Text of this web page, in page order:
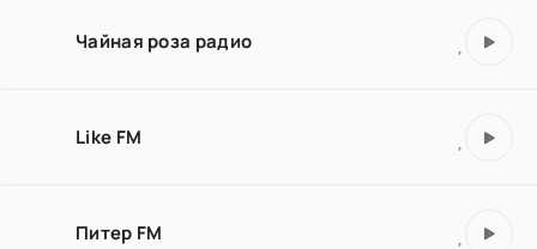
Чайная роза радио
Like FM
Питер FM